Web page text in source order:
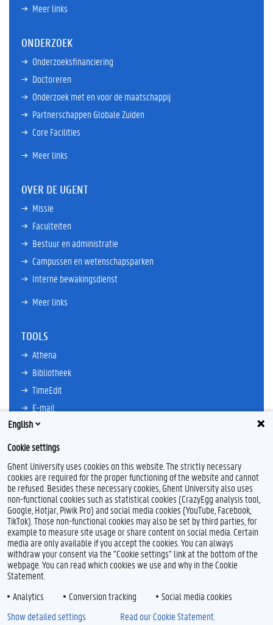
Meer links
ONDERZOEK
Onderzoeksfinanciering
Doctoreren
Onderzoek met en voor de maatschappij
Partnerschappen Globale Zuiden
Core Facilities
Meer links
OVER DE UGENT
Missie
Faculteiten
Bestuur en administratie
Campussen en wetenschapsparken
Interne bewakingsdienst
Meer links
TOOLS
Athena
Bibliotheek
TimeEdit
E-mail
Ufora
Oasis
Research Explorer
F
a
c
e
b
o
o
k
L
i
n
k
e
d
I
Y
o
u
T
u
b
e
I
n
s
t
a
g
r
Feedback
Privacy
Disclaimer
Toegankelijkheid
English
Cookie settings
Ghent University uses cookies on this website. The strictly necessary
cookies are required for the proper functioning of the website and cannot
be refused. Besides these necessary cookies, Ghent University also uses
non-functional cookies such as statistical cookies (CrazyEgg analysis tool,
Google, Hotjar, Piwik Pro) and social media cookies (YouTube, Facebook,
TikTok). Those non-functional cookies may also be set by third parties, for
example to measure site usage or share content on social media. Certain
media are only available if you accept the cookies. You can always
withdraw your consent via the "Cookie settings" link at the bottom of the
webpage. You can read which cookies we use and why in the Cookie
Statement.
Analytics
Conversion tracking
Social media cookies
Show detailed settings
Read our Cookie Statement.